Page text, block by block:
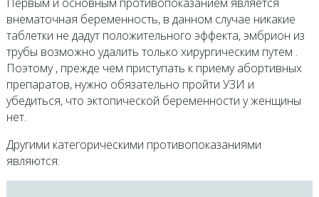
внематочная беременность, в данном случае никакие
таблетки не дадут положительного эффекта, эмбрион из
трубы возможно удалить только хирургическим путем .
Поэтому , прежде чем приступать к приему абортивных
препаратов, нужно обязательно пройти УЗИ и
убедиться, что эктопической беременности у женщины
нет.
Другими категорическими противопоказаниями
являются: